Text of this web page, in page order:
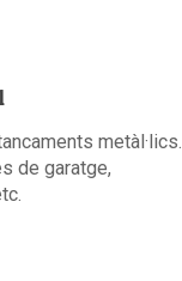
metàl·lics.
de garatge,